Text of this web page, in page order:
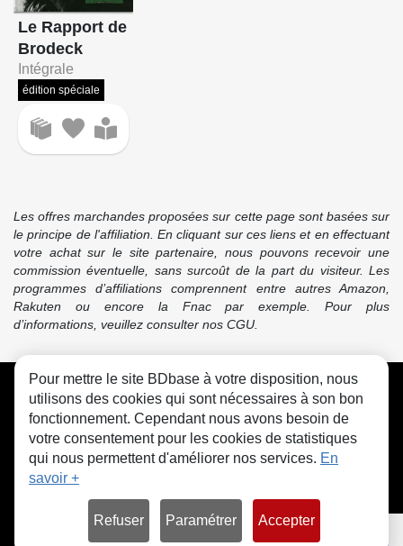
Le Rapport de
Brodeck
Intégrale
édition spéciale
Les offres marchandes proposées sur cette page sont basées sur
le principe de l'affiliation. En cliquant sur ces liens et en effectuant
votre achat sur le site partenaire, nous pouvons recevoir une
commission éventuelle, sans surcoût de la part du visiteur. Les
programmes d’affiliations comprennent entre autres Amazon,
Rakuten ou encore la Fnac par exemple. Pour plus
d’informations, veuillez consulter nos CGU.
CGU FAQ Contact Cookies
Pour mettre le site BDbase à votre disposition, nous
utilisons des cookies qui sont nécessaires à son bon
fonctionnement. Cependant nous avons besoin de
votre consentement pour les cookies de statistiques
qui nous permettent d'améliorer nos services. En
savoir +
Refuser Paramétrer Accepter